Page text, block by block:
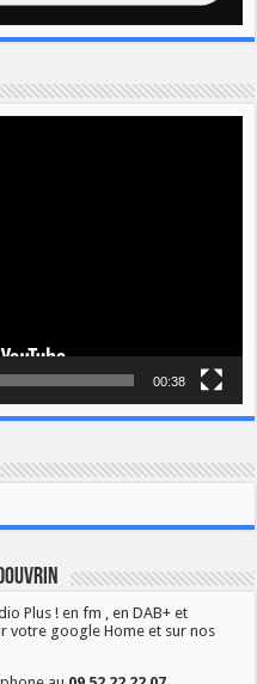
00:38
Plus ! en fm , en DAB+ et
votre google Home et sur nos